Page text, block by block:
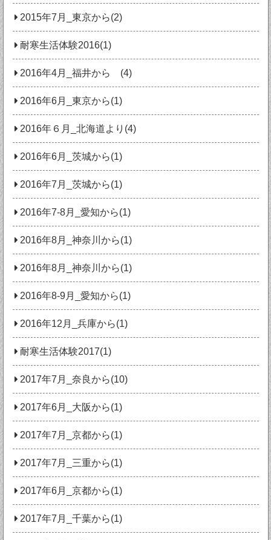
2015年7月_東京から(2)
耐寒生活体験2016(1)
2016年4月_福井から (4)
2016年6月_東京から(1)
2016年６月_北海道より(4)
2016年6月_茨城から(1)
2016年7月_茨城から(1)
2016年7-8月_愛知から(1)
2016年8月_神奈川から(1)
2016年8月_神奈川から(1)
2016年8-9月_愛知から(1)
2016年12月_兵庫から(1)
耐寒生活体験2017(1)
2017年7月_奈良から(10)
2017年6月_大阪から(1)
2017年7月_京都から(1)
2017年7月_三重から(1)
2017年6月_京都から(1)
2017年7月_千葉から(1)